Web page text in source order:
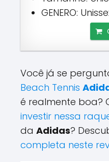
GENERO:
Você já se
Beach Tennis
é realmente boa?
investir nessa
da Adidas?
completa neste